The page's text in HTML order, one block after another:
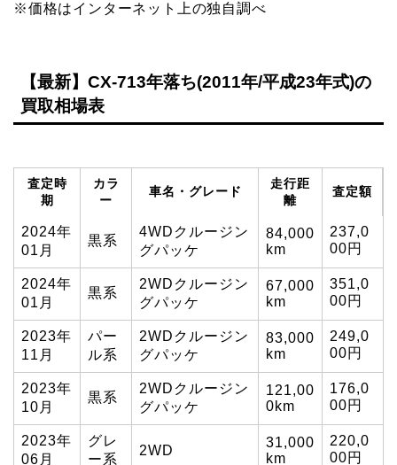
※価格はインターネット上の独自調べ
【最新】CX-713年落ち(2011年/平成23年式)の
買取相場表
査定時
期
カラ
ー
車名・グレード
走行距
離
査定額
2024年
01月
黒系
4WDクルージン
グパッケ
84,000
km
237,0
00円
2024年
01月
黒系
2WDクルージン
グパッケ
67,000
km
351,0
00円
2023年
11月
パー
ル系
2WDクルージン
グパッケ
83,000
km
249,0
00円
2023年
10月
黒系
2WDクルージン
グパッケ
121,00
0km
176,0
00円
2023年
06月
グレ
ー系
2WD
31,000
km
220,0
00円